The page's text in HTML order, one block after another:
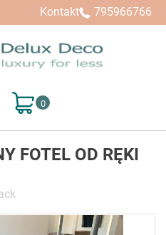
Kontakt 795966766
Mój koszyk
FOTEL OD RĘKI